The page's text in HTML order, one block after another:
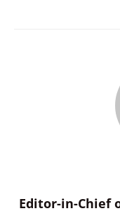
Editor-in-Chief